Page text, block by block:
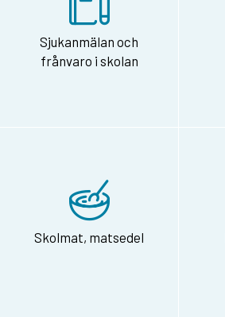
Sjukanmälan och
frånvaro i skolan
Skolmat, matsedel